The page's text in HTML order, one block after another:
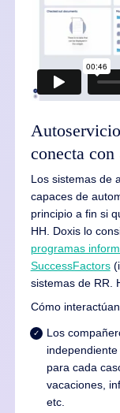
conecta con
Los sistemas de
capaces de
principio a fin si
HH. Doxis lo
programas
SuccessFactors
sistemas de RR.
Cómo
Los
para cada
vacaciones,
etc.